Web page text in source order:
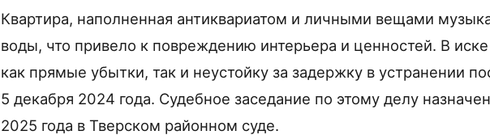
Квартира, наполненная антиквариатом и личными вещами
воды, что привело к повреждению интерьера и ценностей. В
как прямые убытки, так и неустойку за задержку в устранении
5 декабря 2024 года. Судебное заседание по этому делу
2025 года в Тверском районном суде.